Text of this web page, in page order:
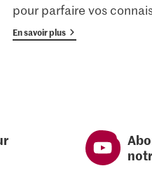
pour parfaire vos
En savoir plus